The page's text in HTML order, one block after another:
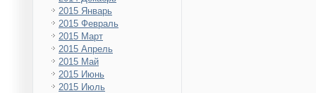
2015 Январь
2015 Февраль
2015 Март
2015 Апрель
2015 Май
2015 Июнь
2015 Июль